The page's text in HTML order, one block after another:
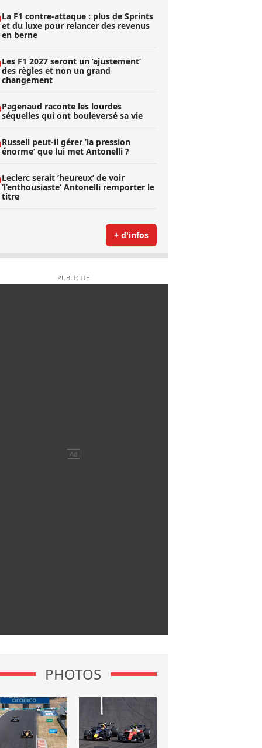
La F1 contre-attaque : plus de Sprints
et du luxe pour relancer des revenus
en berne
Les F1 2027 seront un ’ajustement’
des règles et non un grand
changement
Pagenaud raconte les lourdes
séquelles qui ont bouleversé sa vie
Russell peut-il gérer ’la pression
énorme’ que lui met Antonelli ?
Leclerc serait ’heureux’ de voir
’l’enthousiaste’ Antonelli remporter le
titre
+ d'infos
PHOTOS